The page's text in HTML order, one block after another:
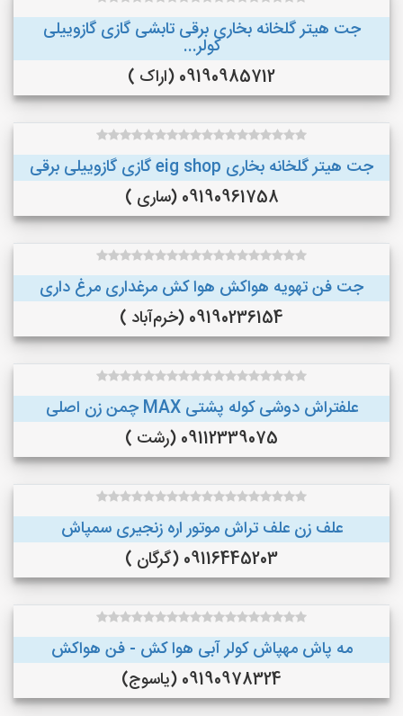
جت هیتر گلخانه بخاری برقی تابشی گازی گازوییلی
کولر...
09190985712 (اراک )
جت هیتر گلخانه بخاری eig shop گازی گازوییلی برقی
09190961758 (ساری )
جت فن تهویه هواکش هوا کش مرغداری مرغ داری
09190236154 (خرم‌آباد )
علفتراش دوشی کوله پشتی MAX چمن زن اصلی
09112339075 (رشت )
علف زن علف تراش موتور اره زنجیری سمپاش
09116445203 (گرگان )
مه پاش مهپاش کولر آبی هوا کش - فن هواکش
09190978324 (یاسوج)